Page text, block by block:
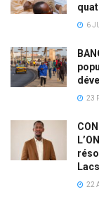
6
23
Lacs
22